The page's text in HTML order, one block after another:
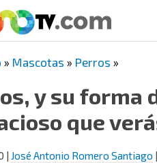
» Mascotas » Perros »
y su forma
que
| José Antonio Romero Santiago